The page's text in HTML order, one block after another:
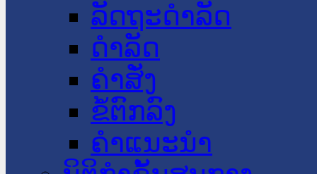
ລັດຖະດໍາລັດ
ດໍາລັດ
ຄໍາສັ່ງ
ຂໍ້ຕົກລົງ
ຄໍາແນະນໍາ